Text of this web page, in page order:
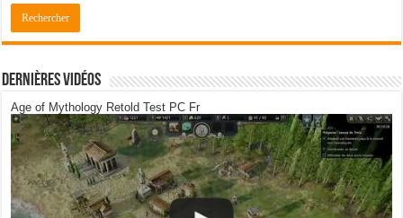
Dernières Vidéos
Age of Mythology Retold Test PC Fr